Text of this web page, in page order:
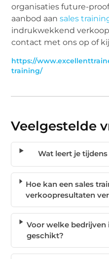
organisaties future-
aanbod aansales
indrukwekkend
contact met ons op of
https://
training/
Veelgestelde
Wat leert je
Hoe kan een sales
verkoopresultaten
Voor welke bedrijven
geschikt?